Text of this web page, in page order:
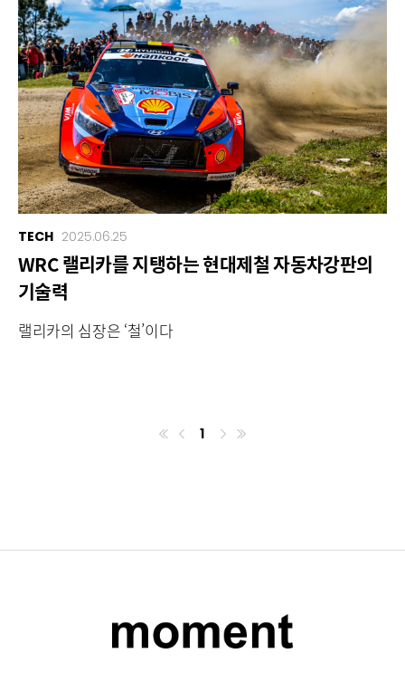
TECH 2025.06.25
WRC 랠리카를 지탱하는 현대제철 자동차강판의
기술력
랠리카의 심장은 ‘철’이다
첫번째페이지 1 마지막페이지